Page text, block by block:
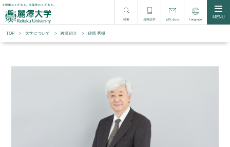
検索 資料請求 お問い合わせ Language MENU
TOP 大学について 教員紹介 砂原 秀樹